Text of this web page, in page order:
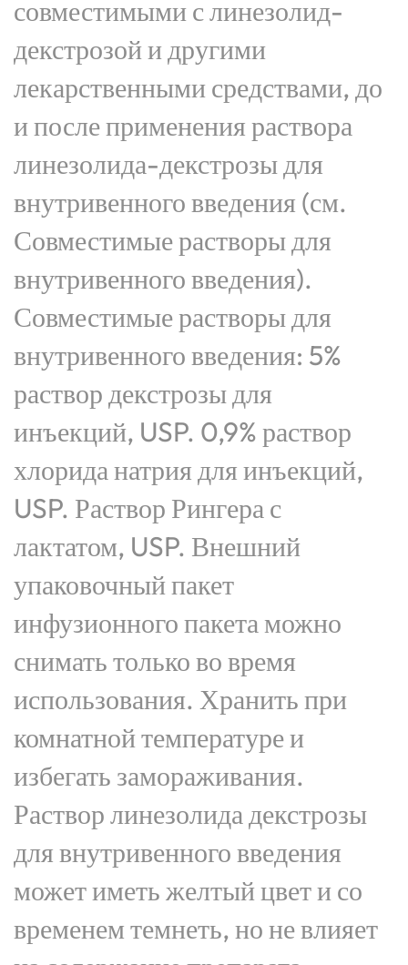
совместимыми с линезолид-
декстрозой и другими
лекарственными средствами, до
и после применения раствора
линезолида-декстрозы для
внутривенного введения (см.
Совместимые растворы для
внутривенного введения).
Совместимые растворы для
внутривенного введения: 5%
раствор декстрозы для
инъекций, USP. 0,9% раствор
хлорида натрия для инъекций,
USP. Раствор Рингера с
лактатом, USP. Внешний
упаковочный пакет
инфузионного пакета можно
снимать только во время
использования. Хранить при
комнатной температуре и
избегать замораживания.
Раствор линезолида декстрозы
для внутривенного введения
может иметь желтый цвет и со
временем темнеть, но не влияет